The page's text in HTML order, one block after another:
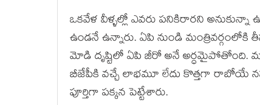
ఒకవేళ వీళ్ళల్లో ఎవరు పనికిరారని అనుకున్నా
ఉండనే ఉన్నారు. ఏపి నుండి
మోడి దృష్టిలో ఏపి జీరో అనే అర్ధమైపోతోంది.
బీజేపీకి వచ్చే లాభమూ లేదు కొత్తగా రాబోయే
పూర్తిగా పక్కన పెట్టేశారు.